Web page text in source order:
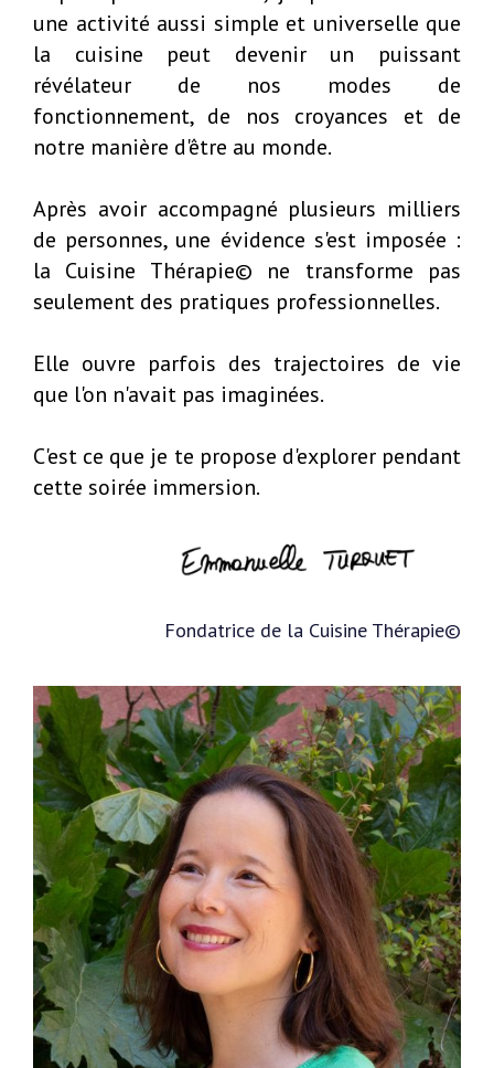
une activité aussi simple et universelle que
la cuisine peut devenir un puissant
révélateur de nos modes de
fonctionnement, de nos croyances et de
notre manière d'être au monde.
Après avoir accompagné plusieurs milliers
de personnes, une évidence s'est imposée :
la Cuisine Thérapie© ne transforme pas
seulement des pratiques professionnelles.
Elle ouvre parfois des trajectoires de vie
que l'on n'avait pas imaginées.
C'est ce que je te propose d'explorer pendant
cette soirée immersion.
Fondatrice de la Cuisine Thérapie©